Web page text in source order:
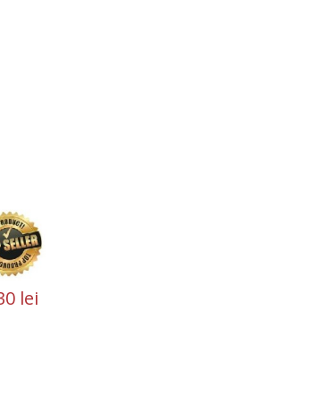
lei